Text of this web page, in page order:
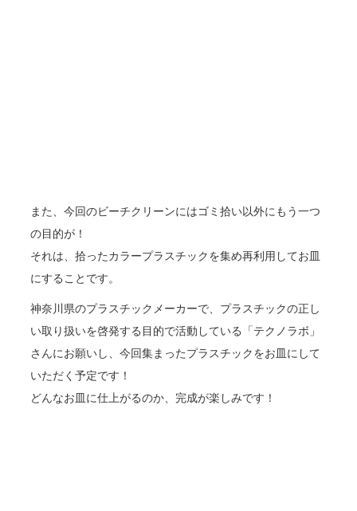
また、今回のビーチクリーンにはゴミ拾い以外にもう一つ
の目的が！
それは、拾ったカラープラスチックを集め再利用してお皿
にすることです。
神奈川県のプラスチックメーカーで、プラスチックの正し
い取り扱いを啓発する目的で活動している 「テクノラボ」
さんにお願いし、今回集まったプラスチックをお皿にして
いただく予定です！
どんなお皿に仕上がるのか、完成が楽しみです！